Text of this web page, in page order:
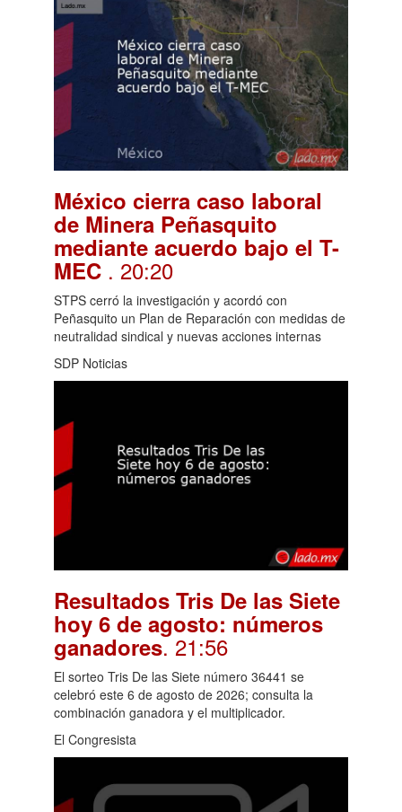
México cierra caso laboral
de Minera Peñasquito
mediante acuerdo bajo el T-
MEC . 20:20
STPS cerró la investigación y acordó con
Peñasquito un Plan de Reparación con medidas de
neutralidad sindical y nuevas acciones internas
SDP Noticias
Resultados Tris De las Siete
hoy 6 de agosto: números
ganadores. 21:56
El sorteo Tris De las Siete número 36441 se
celebró este 6 de agosto de 2026; consulta la
combinación ganadora y el multiplicador.
El Congresista